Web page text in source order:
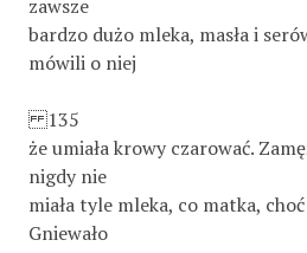
zawsze
bardzo dużo mleka, masła i
mówili o niej
135
że umiała krowy czarować.
nigdy nie
miała tyle mleka, co matka,
Gniewało